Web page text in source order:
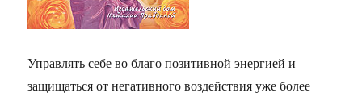
Управлять себе во благо позитивной энергией и
защищаться от негативного воздействия уже более